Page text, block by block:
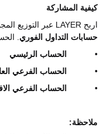
كيفية المشاركة
اربح LAYER عبر التوزيع
حسابات التداول الفوري .
•
الحساب الرئيسي
•
الحساب الفرعي
•
الحساب الفرعي
ملاحظة: